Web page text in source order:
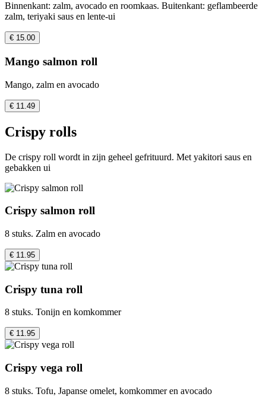
Binnenkant: zalm, avocado en roomkaas. Buitenkant: geflambeerde
zalm, teriyaki saus en lente-ui
€ 15.00
Mango salmon roll
Mango, zalm en avocado
€ 11.49
Crispy rolls
De crispy roll wordt in zijn geheel gefrituurd. Met yakitori saus en
gebakken ui
Crispy salmon roll
8 stuks. Zalm en avocado
€ 11.95
Crispy tuna roll
8 stuks. Tonijn en komkommer
€ 11.95
Crispy vega roll
8 stuks. Tofu, Japanse omelet, komkommer en avocado